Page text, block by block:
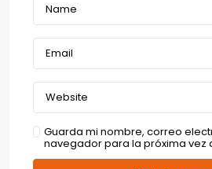
Guarda mi nombre, correo
navegador para la próxima vez